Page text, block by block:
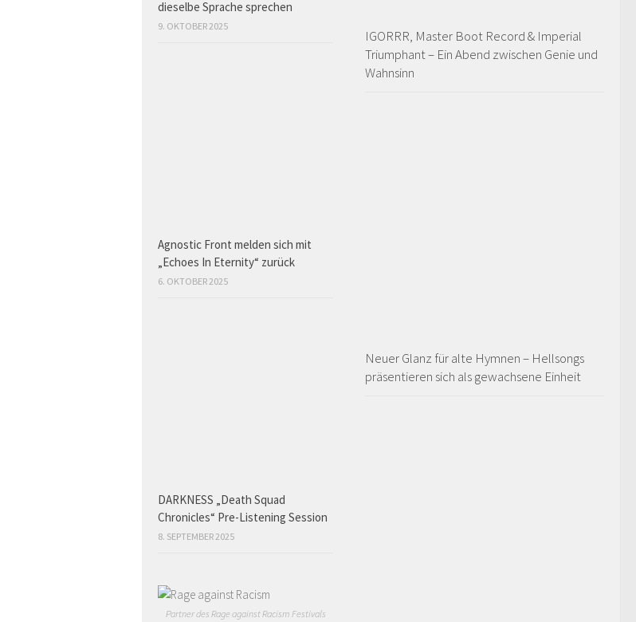
IGORRR, Master Boot Record & Imperial
Triumphant – Ein Abend zwischen Genie und
Wahnsinn
Neuer Glanz für alte Hymnen – Hellsongs
präsentieren sich als gewachsene Einheit
dieselbe Sprache sprechen
9. OKTOBER 2025
Agnostic Front melden sich mit
„Echoes In Eternity“ zurück
6. OKTOBER 2025
DARKNESS „Death Squad
Chronicles“ Pre-Listening Session
8. SEPTEMBER 2025
Partner des Rage against Racism Festivals